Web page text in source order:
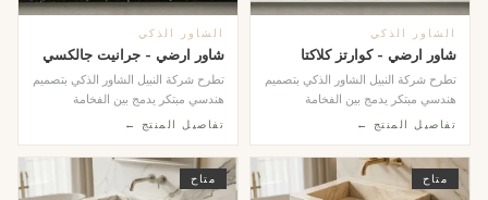
الشاور الذكي
شاور ارضي - كوارتز كلاكتا
تطرح شركة النبيل الشاور الذكي بتصميم
هندسي مبتكر يدمج بين الفخامة
والوظيفة، حيث ...
تفاصيل المنتج ←
الشاور الذكي
شاور ارضي - جرانيت جالكسي
تطرح شركة النبيل الشاور الذكي بتصميم
هندسي مبتكر يدمج بين الفخامة
والوظيفة، حيث ...
تفاصيل المنتج ←
متاح متاح